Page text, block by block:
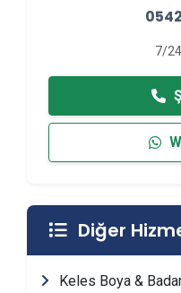
7/
Diğer
Keles Boya &